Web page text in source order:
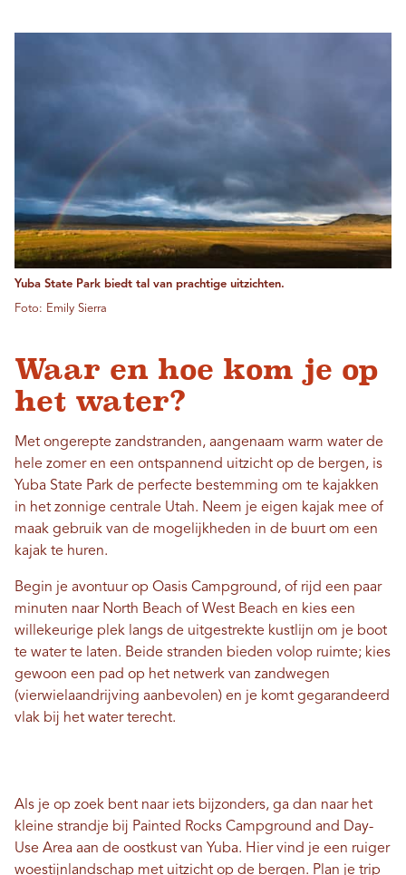
Yuba State Park biedt tal van prachtige uitzichten.
Foto: Emily Sierra
Waar en hoe kom je op
het water?
Met ongerepte zandstranden, aangenaam warm water de
hele zomer en een ontspannend uitzicht op de bergen, is
Yuba State Park de perfecte bestemming om te kajakken
in het zonnige centrale Utah. Neem je eigen kajak mee of
maak gebruik van de mogelijkheden in de buurt om een ​​
kajak te huren.
Begin je avontuur op Oasis Campground, of rijd een paar
minuten naar North Beach of West Beach en kies een
willekeurige plek langs de uitgestrekte kustlijn om je boot
te water te laten. Beide stranden bieden volop ruimte; kies
gewoon een pad op het netwerk van zandwegen
(vierwielaandrijving aanbevolen) en je komt gegarandeerd
vlak bij het water terecht.
Als je op zoek bent naar iets bijzonders, ga dan naar het
kleine strandje bij Painted Rocks Campground and Day-
Use Area aan de oostkust van Yuba. Hier vind je een ruiger
woestijnlandschap met uitzicht op de bergen. Plan je trip